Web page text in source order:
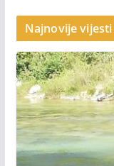
Najnovije vijesti